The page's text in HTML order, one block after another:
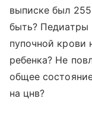
выписке был
быть? Педиатры
пупочной крови
ребенка? Не
общее
на цнв?